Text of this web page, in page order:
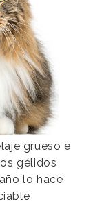
grueso e
gélidos
lo hace